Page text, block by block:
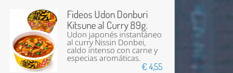
Fideos Udon Donburi
Kitsune al Curry 89g.
Udon japonés instantáneo
al curry Nissin Donbei,
caldo intenso con carne y
especias aromáticas.
€ 4,55